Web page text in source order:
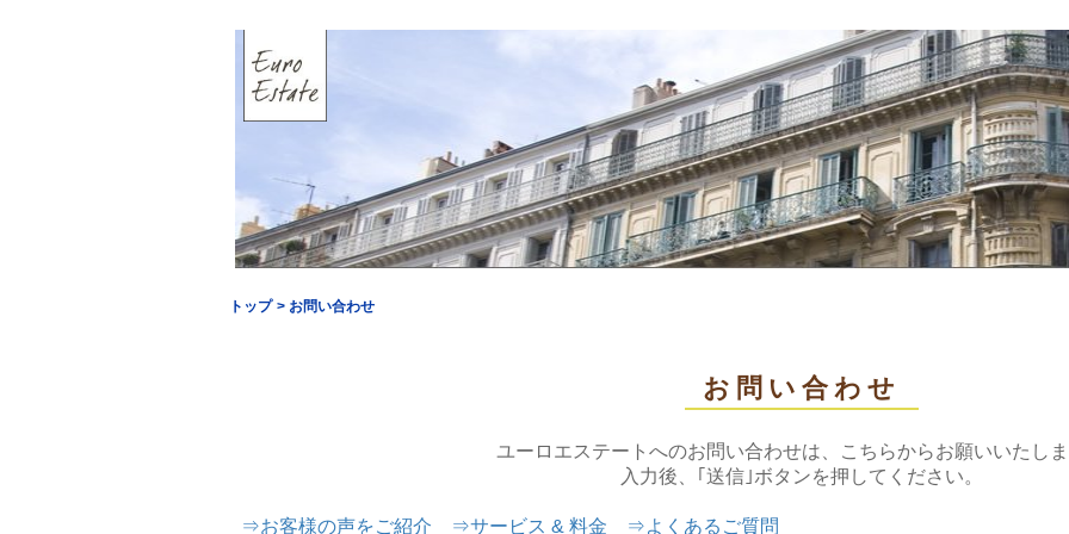
トップ > お問い合わせ
お問い合わせ
ユーロエステートへのお問い合わせは、
こちらからお願いいたし
入力後、｢送信｣ボタンを押してください。
⇒お客様の声をご紹介 ⇒サービス & 料金 ⇒よくあるご質問